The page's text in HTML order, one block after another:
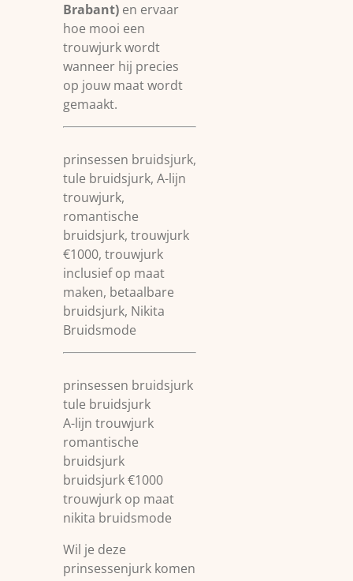
Brabant) en ervaar
hoe mooi een
trouwjurk wordt
wanneer hij precies
op jouw maat wordt
gemaakt.
prinsessen bruidsjurk,
tule bruidsjurk, A-lijn
trouwjurk,
romantische
bruidsjurk, trouwjurk
€1000, trouwjurk
inclusief op maat
maken, betaalbare
bruidsjurk, Nikita
Bruidsmode
prinsessen bruidsjurk
tule bruidsjurk
A-lijn trouwjurk
romantische
bruidsjurk
bruidsjurk €1000
trouwjurk op maat
nikita bruidsmode
Wil je deze
prinsessenjurk komen